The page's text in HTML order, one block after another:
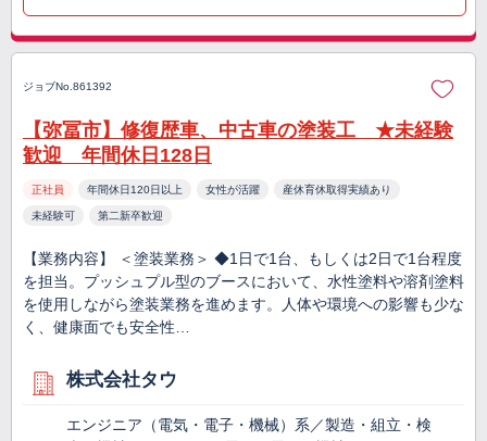
ジョブNo.861392
【弥冨市】修復歴車、中古車の塗装工 ★未経験
歓迎 年間休日128日
正社員 年間休日120日以上 女性が活躍 産休育休取得実績あり
未経験可 第二新卒歓迎
【業務内容】 ＜塗装業務＞ ◆1日で1台、もしくは2日で1台程度
を担当。プッシュプル型のブースにおいて、水性塗料や溶剤塗料
を使用しながら塗装業務を進めます。人体や環境への影響も少な
く、健康面でも安全性…
株式会社タウ
エンジニア（電気・電子・機械）系／製造・組立・検